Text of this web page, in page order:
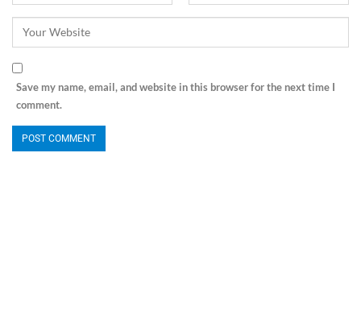
Save my name, email, and website in this browser for the next time I
comment.